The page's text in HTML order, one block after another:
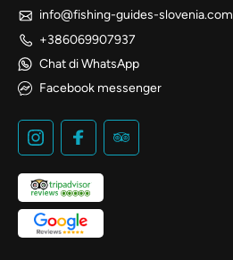
info@fishing-guides-slovenia.com
+386069907937
Chat di WhatsApp
Facebook messenger